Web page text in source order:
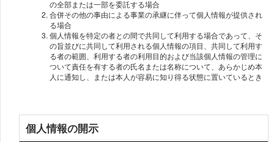
の全部または一部を委託する場合
合併その他の事由による事業の承継に伴って個人情報が提供され
る場合
個人情報を特定の者との間で共同して利用する場合であって、そ
の旨並びに共同して利用される個人情報の項目、共同して利用す
る者の範囲、利用する者の利用目的および当該個人情報の管理に
ついて責任を有する者の氏名または名称について、あらかじめ本
人に通知し、または本人が容易に知り得る状態に置いているとき
個人情報の開示